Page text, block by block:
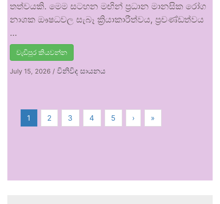
තත්වයකි. මෙම සටහන මඟින් ප්‍රධාන මානසික රෝග
නාශක ඖෂධවල සැබෑ ක්‍රියාකාරීත්වය, ප්‍රචණ්ඩත්වය
…
වැඩිපුර කියවන්න
July 15, 2026 / විනිවිද සායනය
1 2 3 4 5 › »